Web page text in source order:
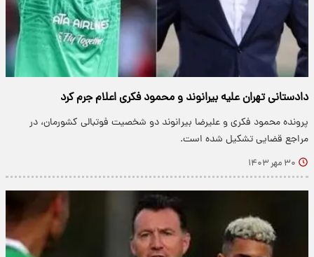
دادستانی تهران علیه بیرانوند و محمود فکری اعلام جرم کرد
پرونده محمود فکری و علیرضا بیرانوند دو شخصیت فوتبالی کشورمان، در
مراجع قضایی تشکیل شده است.
۳۰ مهر ۱۴۰۳